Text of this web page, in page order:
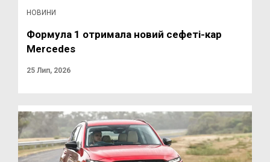
НОВИНИ
Формула 1 отримала новий сефеті-кар
Mercedes
25 Лип, 2026